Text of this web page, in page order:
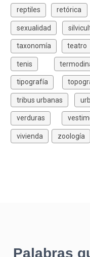
reptiles retórica
sexualidad
taxonomía teatro
tenis
tipografía
tribus urbanas
verduras
vivienda zoología
Palabras